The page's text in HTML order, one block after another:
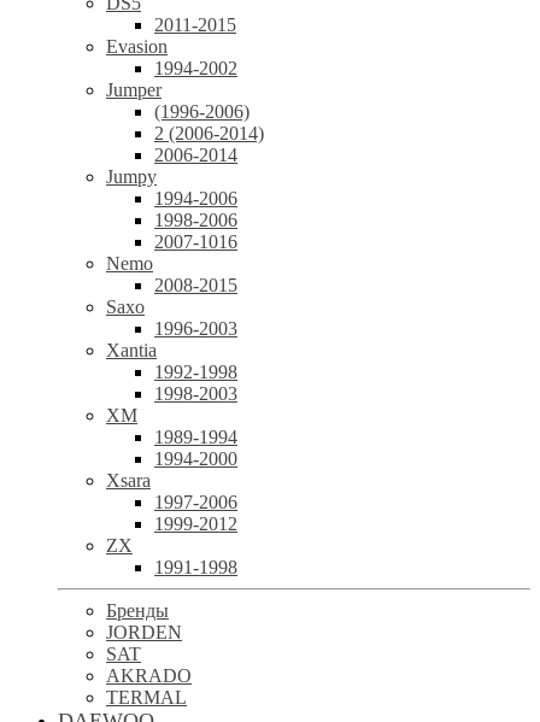
2011-2015
Evasion
1994-2002
Jumper
(1996-2006)
2 (2006-2014)
2006-2014
Jumpy
1994-2006
1998-2006
2007-1016
Nemo
2008-2015
Saxo
1996-2003
Xantia
1992-1998
1998-2003
XM
1989-1994
1994-2000
Xsara
1997-2006
1999-2012
ZX
1991-1998
Бренды
JORDEN
SAT
AKRADO
TERMAL